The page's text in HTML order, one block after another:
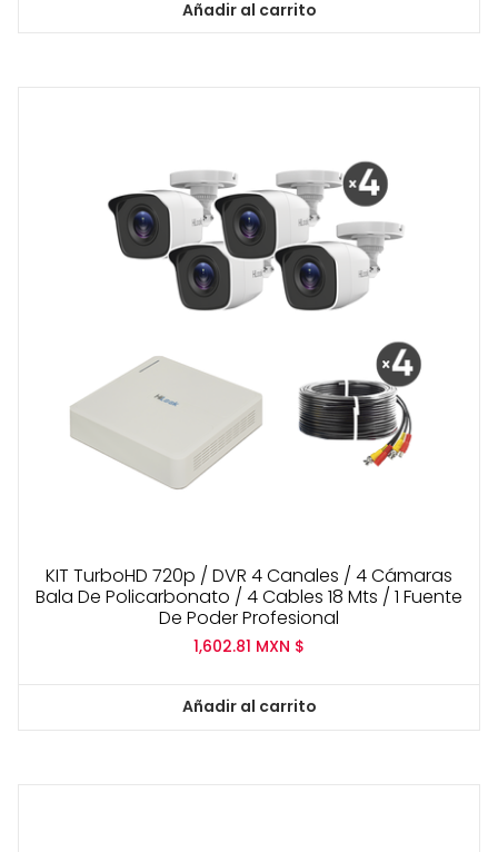
Añadir al carrito
KIT TurboHD 720p / DVR 4 Canales / 4 Cámaras
Bala De Policarbonato / 4 Cables 18 Mts / 1 Fuente
De Poder Profesional
1,602.81 MXN $
Añadir al carrito